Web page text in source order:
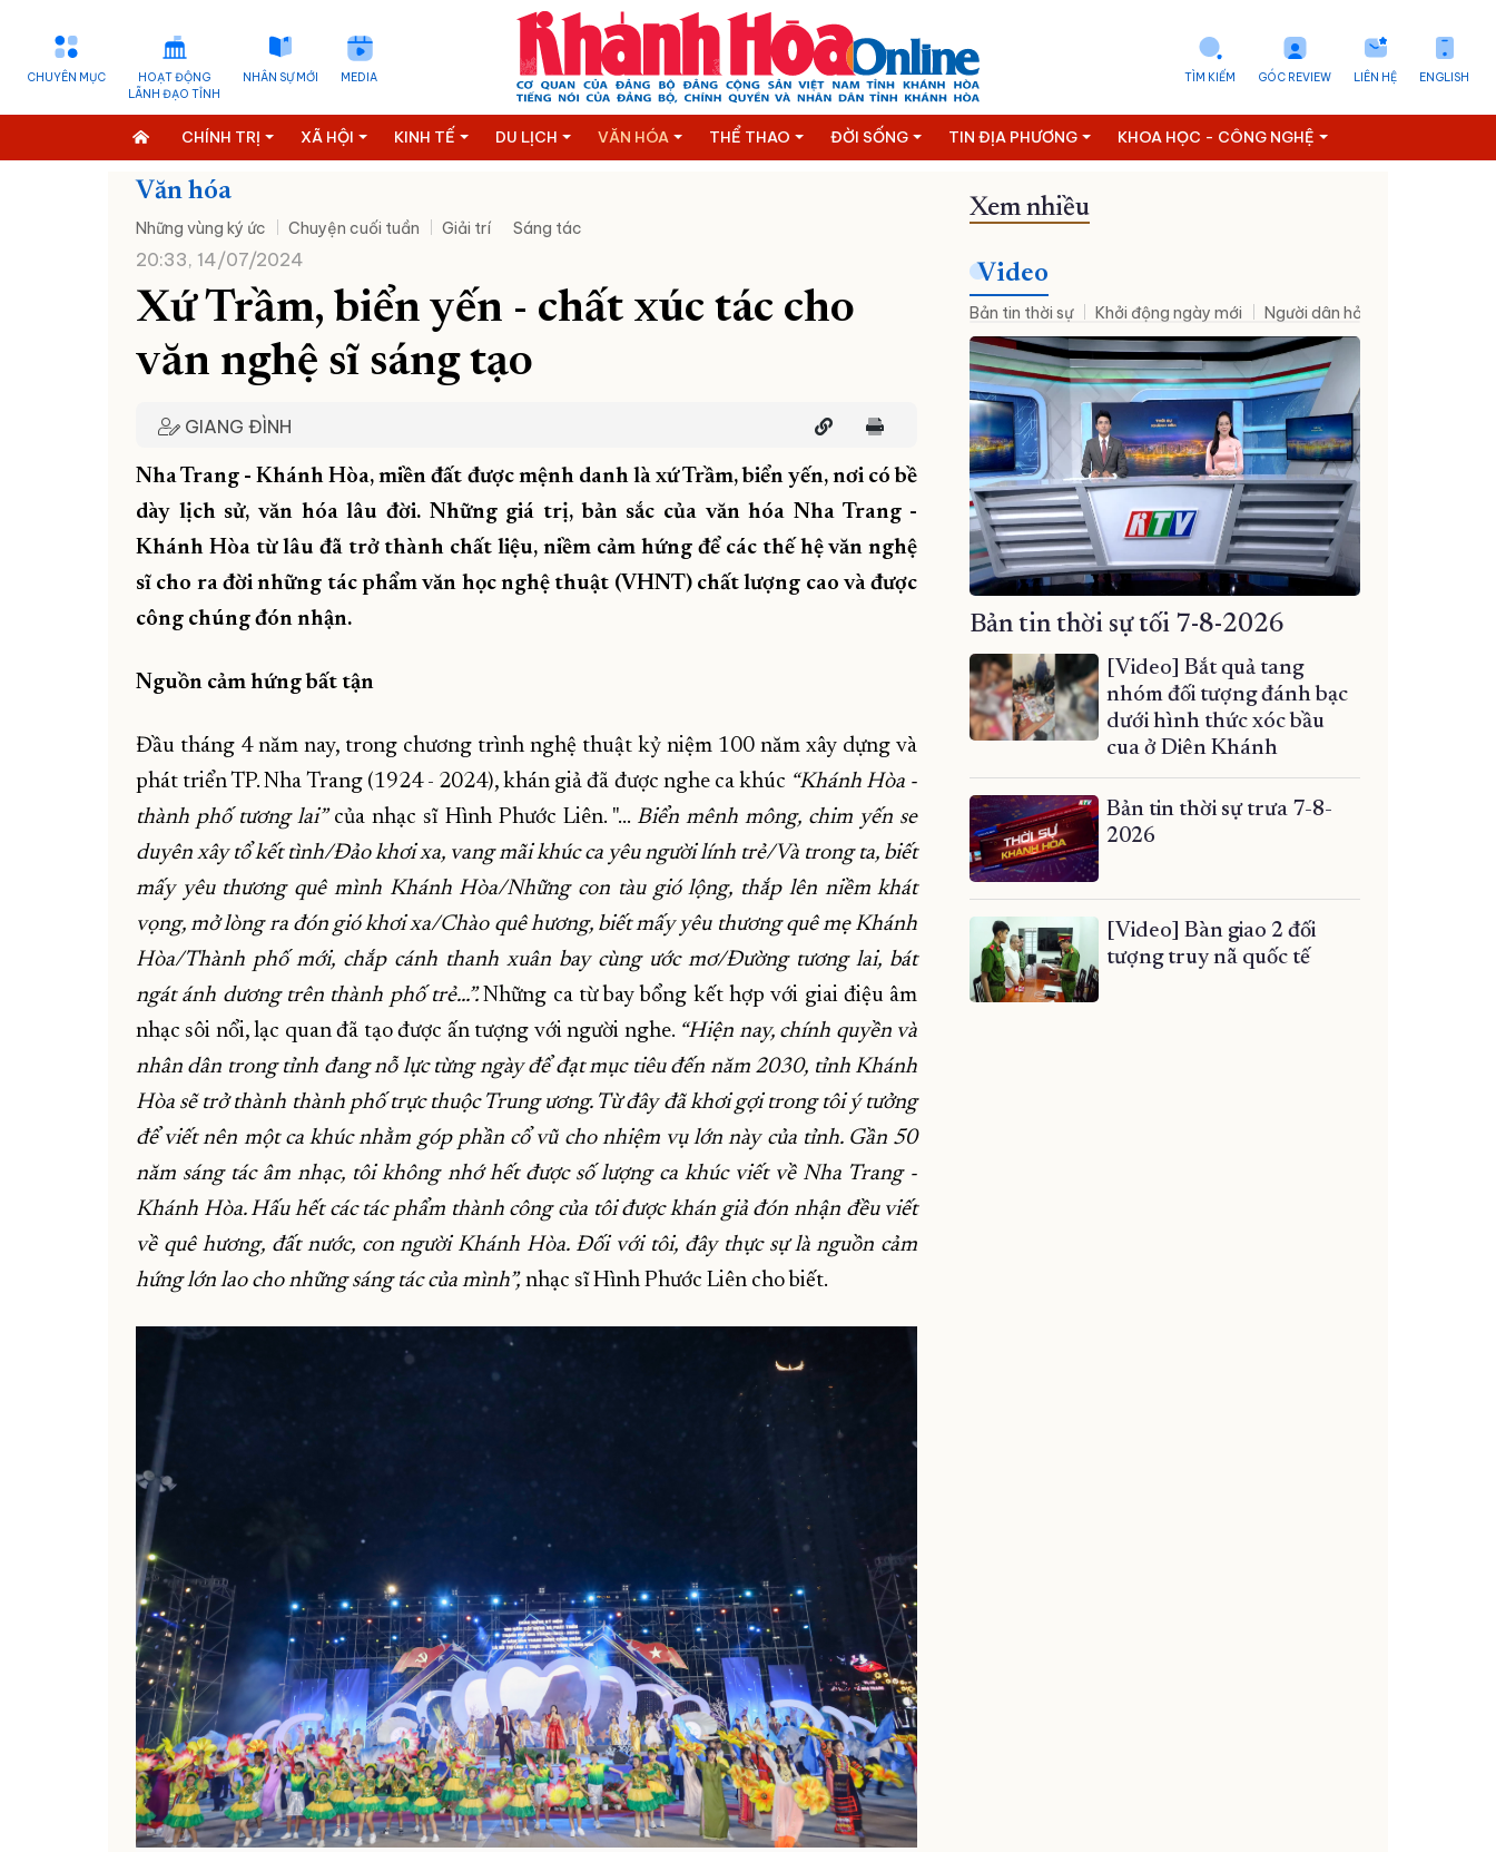
CHUYÊN MỤC
HOẠT ĐỘNG
LÃNH ĐẠO TỈNH
NHÂN SỰ MỚI MEDIA ENGLISH
LIÊN HỆ
GÓC REVIEW
TÌM KIẾM
CHÍNH TRỊ XÃ HỘI KINH TẾ DU LỊCH VĂN HÓA THỂ THAO ĐỜI SỐNG TIN ĐỊA PHƯƠNG KHOA HỌC - CÔNG NGHỆ
Văn hóa
Những vùng ký ức Chuyện cuối tuần Giải trí Sáng tác
20:33, 14/07/2024
Xứ Trầm, biển yến - chất xúc tác cho
văn nghệ sĩ sáng tạo
GIANG ĐÌNH
Nha Trang - Khánh Hòa, miền đất được mệnh danh là xứ Trầm, biển yến, nơi có bề
dày lịch sử, văn hóa lâu đời. Những giá trị, bản sắc của văn hóa Nha Trang -
Khánh Hòa từ lâu đã trở thành chất liệu, niềm cảm hứng để các thế hệ văn nghệ
sĩ cho ra đời những tác phẩm văn học nghệ thuật (VHNT) chất lượng cao và được
công chúng đón nhận.
Nguồn cảm hứng bất tận
Đầu tháng 4 năm nay, trong chương trình nghệ thuật kỷ niệm 100 năm xây dựng và
phát triển TP. Nha Trang (1924 - 2024), khán giả đã được nghe ca khúc “Khánh Hòa -
thành phố tương lai”của nhạc sĩ Hình Phước Liên. "... Biển mênh mông, chim yến se
duyên xây tổ kết tình/Đảo khơi xa, vang mãi khúc ca yêu người lính trẻ/Và trong ta, biết
mấy yêu thương quê mình Khánh Hòa/Những con tàu gió lộng, thắp lên niềm khát
vọng, mở lòng ra đón gió khơi xa/Chào quê hương, biết mấy yêu thương quê mẹ Khánh
Hòa/Thành phố mới, chắp cánh thanh xuân bay cùng ước mơ/Đường tương lai, bát
ngát ánh dương trên thành phố trẻ…”.Những ca từ bay bổng kết hợp với giai điệu âm
nhạc sôi nổi, lạc quan đã tạo được ấn tượng với người nghe. “Hiện nay, chính quyền và
nhân dân trong tỉnh đang nỗ lực từng ngày để đạt mục tiêu đến năm 2030, tỉnh Khánh
Hòa sẽ trở thành thành phố trực thuộc Trung ương. Từ đây đã khơi gợi trong tôi ý tưởng
để viết nên một ca khúc nhằm góp phần cổ vũ cho nhiệm vụ lớn này của tỉnh. Gần 50
năm sáng tác âm nhạc, tôi không nhớ hết được số lượng ca khúc viết về Nha Trang -
Khánh Hòa. Hấu hết các tác phẩm thành công của tôi được khán giả đón nhận đều viết
về quê hương, đất nước, con người Khánh Hòa. Đối với tôi, đây thực sự là nguồn cảm
hứng lớn lao cho những sáng tác của mình”, nhạc sĩ Hình Phước Liên cho biết.
Xem nhiều
Video
Bản tin thời sự Khởi động ngày mới Người dân hỏi – Cơ quan nhà
Bản tin thời sự tối 7-8-2026
[Video] Bắt quả tang
nhóm đối tượng đánh bạc
dưới hình thức xóc bầu
cua ở Diên Khánh
Bản tin thời sự trưa 7-8-
2026
[Video] Bàn giao 2 đối
tượng truy nã quốc tế